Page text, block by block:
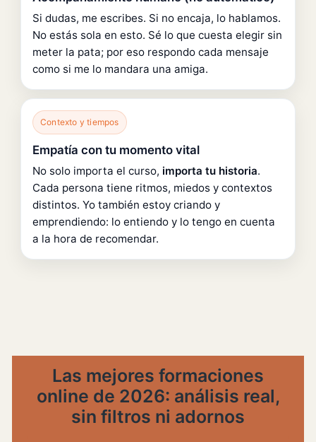
Si dudas, me escribes. Si no encaja, lo hablamos.
No estás sola en esto. Sé lo que cuesta elegir sin
meter la pata; por eso respondo cada mensaje
como si me lo mandara una amiga.
Contexto y tiempos
Empatía con tu momento vital
No solo importa el curso, importa tu historia.
Cada persona tiene ritmos, miedos y contextos
distintos. Yo también estoy criando y
emprendiendo: lo entiendo y lo tengo en cuenta
a la hora de recomendar.
Las mejores formaciones
online de 2026: análisis real,
sin filtros ni adornos